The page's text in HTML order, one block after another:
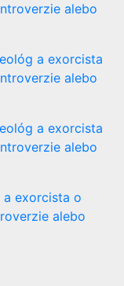
alebo
a exorcista
alebo
a exorcista
alebo
exorcista o
alebo